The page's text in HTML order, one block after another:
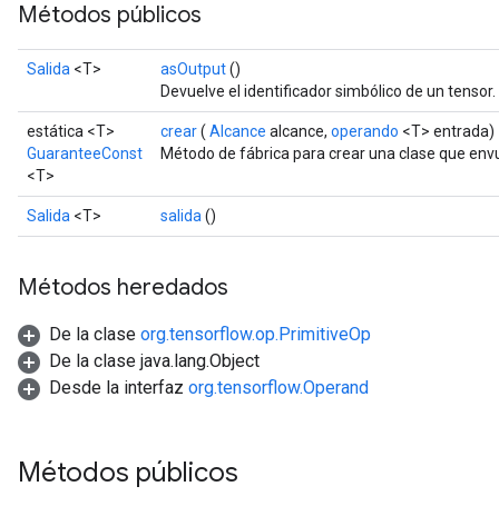
Métodos públicos
Salida <T> asOutput()
Devuelve el identificador simbólico de un tensor.
estática <T>
GuaranteeConst
<T>
crear( Alcance alcance, operando <T> entrada)
Método de fábrica para crear una clase que
Salida <T> salida ()
Métodos heredados
De la clase org.tensorflow.op.PrimitiveOp
De la clase java.lang.Object
Desde la interfaz org.tensorflow.Operand
Métodos públicos